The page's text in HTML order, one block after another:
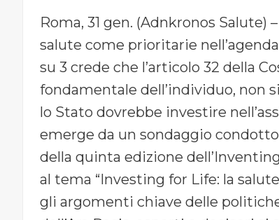
Roma, 31 gen. (Adnkronos Salute)
salute come prioritarie
su 3 crede che l’articolo 32 della
fondamentale dell’individuo, non
lo Stato dovrebbe investire
emerge da un sondaggio
della quinta edizione
al tema “Investing for Life: la
gli argomenti chiave delle